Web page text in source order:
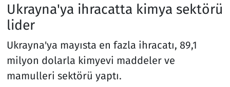
Ukrayna'ya ihracatta kimya sektörü
lider
Ukrayna'ya mayısta en fazla ihracatı, 89,1
milyon dolarla kimyevi maddeler ve
mamulleri sektörü yaptı.